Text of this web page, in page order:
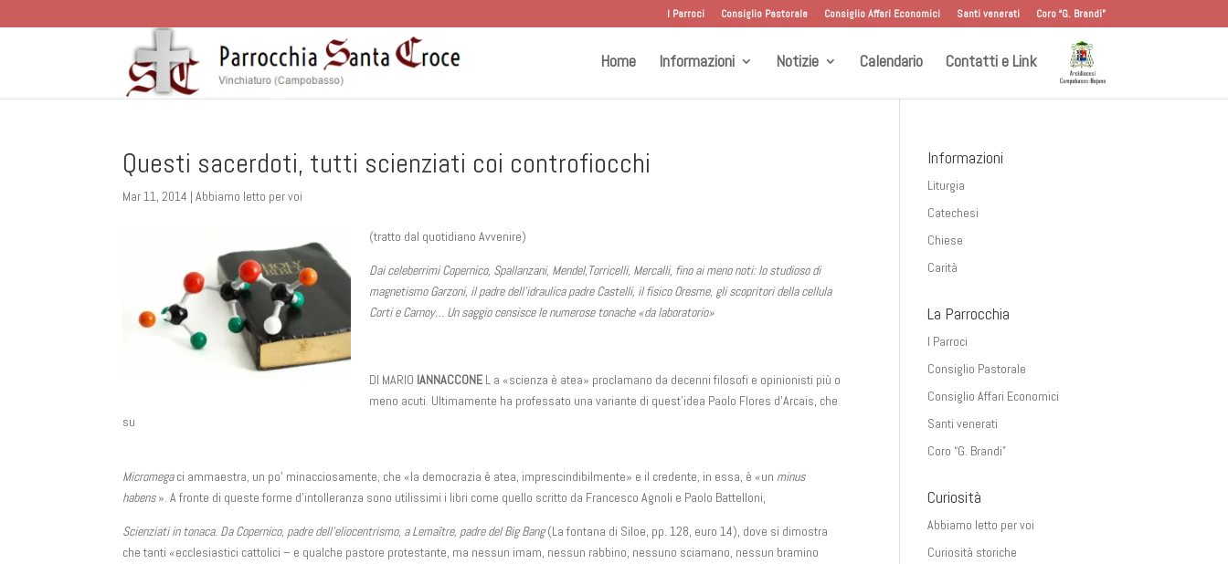
I Parroci Consiglio Pastorale Consiglio Affari Economici Santi venerati Coro “G. Brandi”
Home Informazioni Notizie Calendario Contatti e Link
Questi sacerdoti, tutti scienziati coi controfiocchi
Mar 11, 2014 |Abbiamo letto per voi
(tratto dal quotidiano Avvenire)
Dai celeberrimi Copernico, Spallanzani, Mendel,Torricelli, Mercalli, fino ai meno noti: lo studioso di
magnetismo Garzoni, il padre dell’idraulica padre Castelli, il fisico Oresme, gli scopritori della cellula
Corti e Carnoy… Un saggio censisce le numerose tonache «da laboratorio»
DI MARIO IANNACCONE L a «scienza è atea» proclamano da decenni filosofi e opinionisti più o
meno acuti. Ultimamente ha professato una variante di quest’idea Paolo Flores d’Arcais, che
su
Micromegaci ammaestra, un po’ minacciosamente, che «la democrazia è atea, imprescindibilmente» e il credente, in essa, è «un minus
habens». A fronte di queste forme d’intolleranza sono utilissimi i libri come quello scritto da Francesco Agnoli e Paolo Battelloni,
Scienziati in tonaca. Da Copernico, padre dell’eliocentrismo, aLemaître, padre del Big Bang(La fontana di Siloe, pp. 128, euro 14), dove si dimostra
che tanti «ecclesiastici cattolici – e qualche pastore protestante, ma nessun imam, nessun rabbino, nessuno sciamano, nessun bramino
Informazioni
Liturgia
Catechesi
Chiese
Carità
La Parrocchia
I Parroci
Consiglio Pastorale
Consiglio Affari Economici
Santi venerati
Coro “G. Brandi”
Curiosità
Abbiamo letto per voi
Curiosità storiche